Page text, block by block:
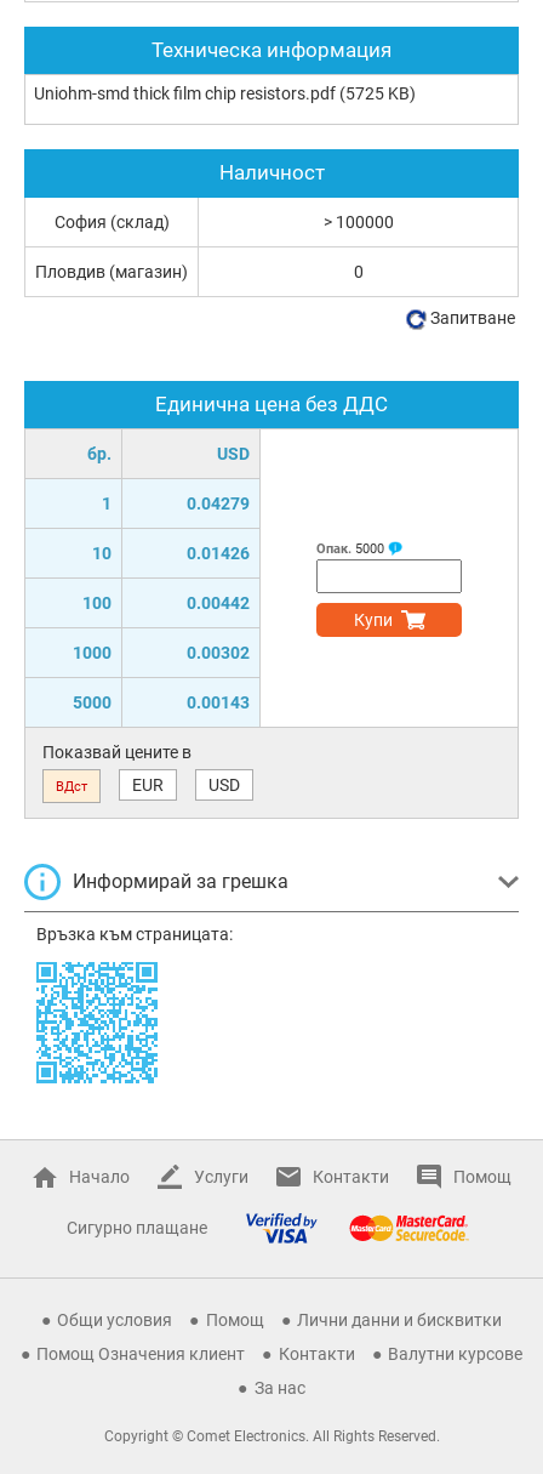
Техническа информация
Uniohm-smd thick film chip resistors.pdf (5725 KB)
Единична цена без ДДС
бр. USD
1 0.04279
10 0.01426
100 0.00442
1000 0.00302
5000 0.00143
Опак. 5000
Купи
Показвай цените в
ВДст EUR USD
Информирай за грешка
Връзка към страницата:
Наличност
София (склад) > 100000
Пловдив (магазин) 0
Запитване
Начало Услуги Контакти Помощ
Сигурно плащане
Общи условия Помощ
Лични данни и бисквитки
Помощ Означения клиент
Контакти
Валутни курсове
За нас
Copyright © Comet Electronics. All Rights Reserved.